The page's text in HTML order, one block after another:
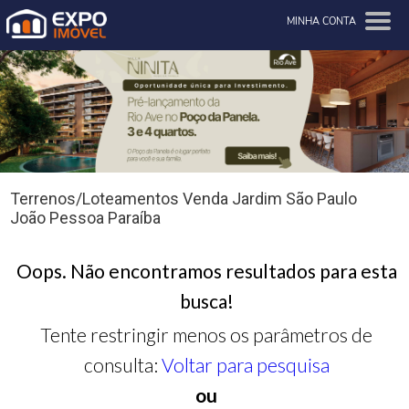
MINHA CONTA
Terrenos/Loteamentos Venda Jardim São Paulo
João Pessoa Paraíba
Oops. Não encontramos resultados para esta
busca!
Tente restringir menos os parâmetros de
consulta: Voltar para pesquisa
ou